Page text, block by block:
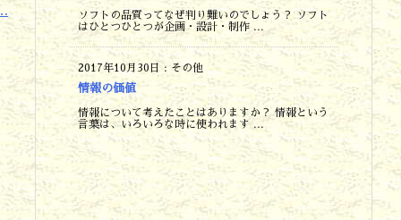
ソフトの品質ってなぜ判り難いのでしょう？ ソフト
はひとつひとつが企画・設計・制作 ...
2017年10月30日 : その他
情報の価値
情報について考えたことはありますか？ 情報という
言葉は、いろいろな時に使われます ...